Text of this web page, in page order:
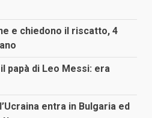
e chiedono il riscatto, 4
papà di Leo Messi: era
entra in Bulgaria ed